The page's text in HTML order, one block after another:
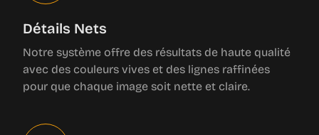
Détails Nets
Notre système offre des résultats de haute qualité
avec des couleurs vives et des lignes raffinées
pour que chaque image soit nette et claire.